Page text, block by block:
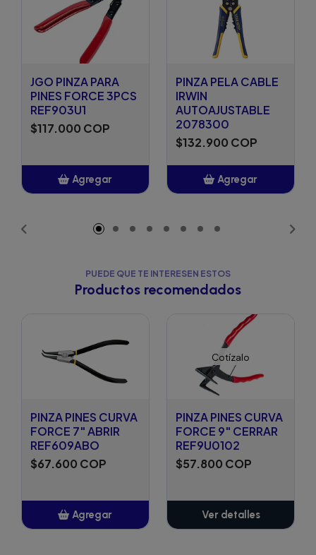
JGO PINZA PARA
PINES FORCE 3PCS
REF903U1
$117.000 COP
Agregar
PINZA PELA CABLE
IRWIN
AUTOAJUSTABLE
2078300
$132.900 COP
Agregar
PUEDE QUE TE INTERESEN ESTOS
Productos recomendados
PINZA PINES CURVA
FORCE 7" ABRIR
REF609ABO
$67.600 COP
Agregar
Cotízalo
PINZA PINES CURVA
FORCE 9" CERRAR
REF9U0102
$57.800 COP
Ver detalles